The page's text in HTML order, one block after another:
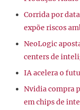
Corrida por
expõe riscos
NeoLogic
centers de
IA acelera o
Nvidia compra
em chips de